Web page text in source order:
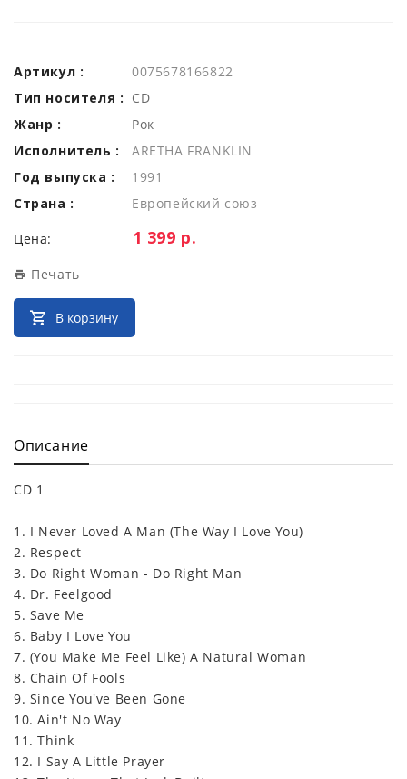
Артикул :
0075678166822
Тип носителя : CD
Жанр :
Рок
Исполнитель :
ARETHA FRANKLIN
Год выпуска :
1991
Страна :
Европейский союз
Цена: Цена:
1 399 р.
Печать
В корзину
Описание
CD 1
1. I Never Loved A Man (The Way I Love You)
2. Respect
3. Do Right Woman - Do Right Man
4. Dr. Feelgood
5. Save Me
6. Baby I Love You
7. (You Make Me Feel Like) A Natural Woman
8. Chain Of Fools
9. Since You've Been Gone
10. Ain't No Way
11. Think
12. I Say A Little Prayer